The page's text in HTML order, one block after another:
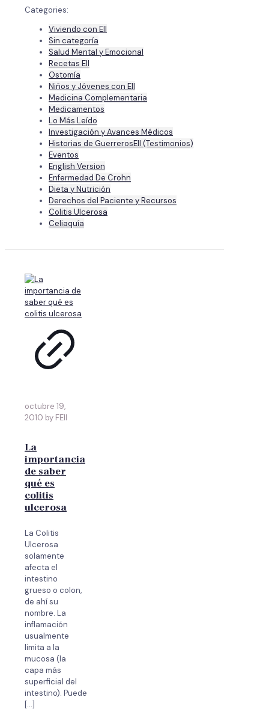
Categories:
Viviendo con EII
Sin categoría
Salud Mental y Emocional
Recetas EII
Ostomía
Niños y Jóvenes con EII
Medicina Complementaria
Medicamentos
Lo Más Leído
Investigación y Avances Médicos
Historias de GuerrerosEII (Testimonios)
Eventos
English Version
Enfermedad De Crohn
Dieta y Nutrición
Derechos del Paciente y Recursos
Colitis Ulcerosa
Celiaquía
octubre 19,
2010 by FEII
La
importancia
de saber
qué es
colitis
ulcerosa
La Colitis
Ulcerosa
solamente
afecta el
intestino
grueso o colon,
de ahí su
nombre. La
inflamación
usualmente
limita a la
mucosa (la
capa más
superficial del
intestino). Puede
[…]